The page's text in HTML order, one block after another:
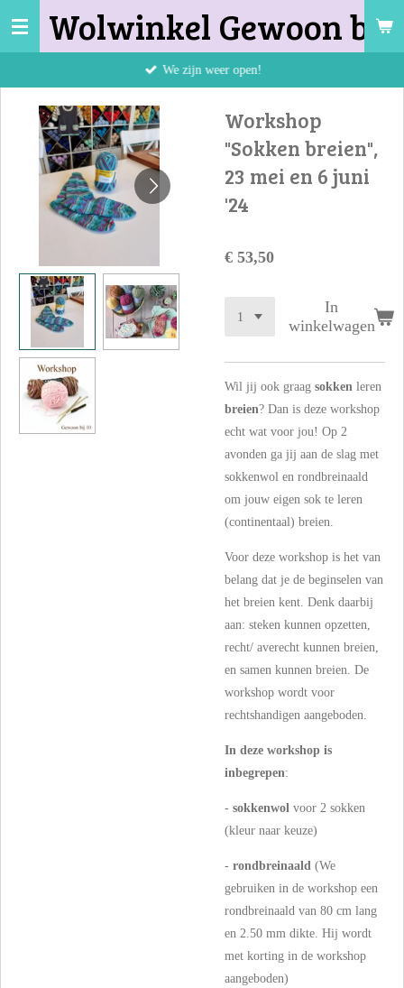
Ga
de
hoofdinhoud
Wolwinkel Gewoon bij
We zijn weer open!
Workshop
"Sokken breien",
23 mei en 6 juni
'24
€ 53,50
In
winkelwagen
Wil jij ook graag sokken leren
breien? Dan is deze workshop
echt wat voor jou! Op 2
avonden ga jij aan de slag met
sokkenwol en rondbreinaald
om jouw eigen sok te leren
(continentaal) breien.
Voor deze workshop is het van
belang dat je de beginselen van
het breien kent. Denk daarbij
aan: steken kunnen opzetten,
recht/ averecht kunnen breien,
en samen kunnen breien. De
workshop wordt voor
rechtshandigen aangeboden.
In deze workshop is
inbegrepen:
- sokkenwol voor 2 sokken
(kleur naar keuze)
- rondbreinaald (We
gebruiken in de workshop een
rondbreinaald van 80 cm lang
en 2.50 mm dikte. Hij wordt
met korting in de workshop
aangeboden)